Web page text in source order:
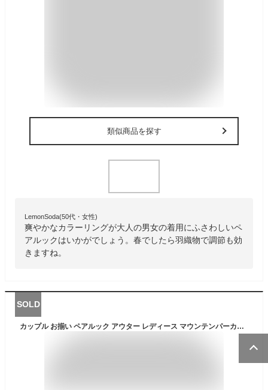
類似商品を探す
LemonSoda(50代・女性)
爽やかなカラーリングが大人の男女の着用にふさわしいペ
アルックはいかがでしょう。春でしたら羽織物で調節も効
きますね。
SOLD
カップル お揃い ペアルック アウター レディース マウンテンパーカー トップス 春服 秋服 ペアルック ジャケット 防風 防寒 軽量 ゆったり 韓国風 おしゃれ コート カジュアル レディース ペアカップル プレゼント 記念日 夫婦 カーキ 黒